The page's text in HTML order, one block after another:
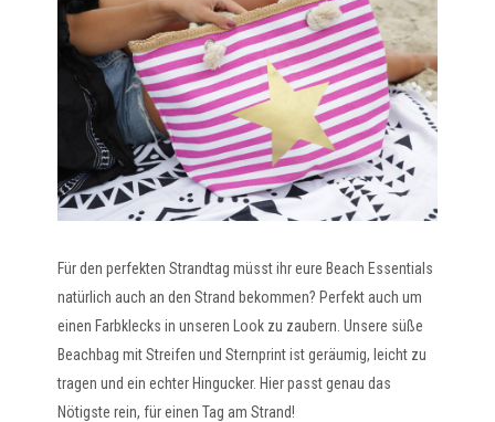
Für den perfekten Strandtag müsst ihr eure Beach Essentials
natürlich auch an den Strand bekommen? Perfekt auch um
einen Farbklecks in unseren Look zu zaubern. Unsere süße
Beachbag mit Streifen und Sternprint ist geräumig, leicht zu
tragen und ein echter Hingucker. Hier passt genau das
Nötigste rein, für einen Tag am Strand!